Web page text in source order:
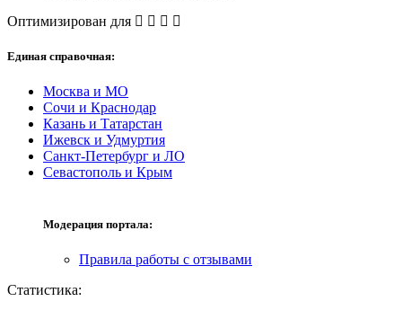
Оптимизирован для
Единая справочная:
Москва и МО
Сочи и Краснодар
Казань и Татарстан
Ижевск и Удмуртия
Санкт-Петербург и ЛО
Севастополь и Крым
Модерация портала:
Правила работы с отзывами
Статистика: